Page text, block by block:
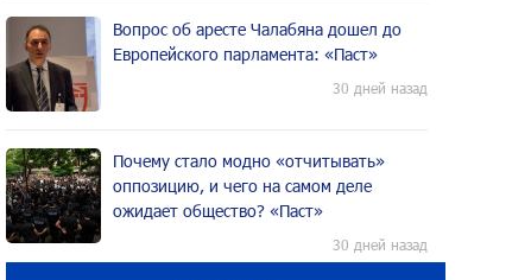
Вопрос об аресте Чалабяна дошел до
Европейского парламента: «Паст»
30 дней назад
Почему стало модно «отчитывать»
оппозицию, и чего на самом деле
ожидает общество? «Паст»
30 дней назад